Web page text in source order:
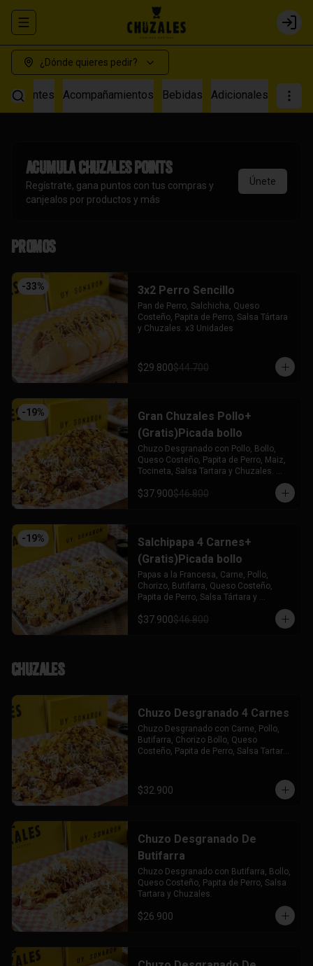
Abrir menu de navegación Login
¿Dónde quieres pedir?
Calientes Acompañamientos Bebidas Adicionales
AcumulaChuzales Points
Regístrate, gana puntos con tus compras y
canjealos por productos y más
Únete
Promos
-33% 3x2 Perro Sencillo
Pan de Perro, Salchicha, Queso
Costeño, Papita de Perro, Salsa Tártara
y Chuzales. x3 Unidades
$29.800$44.700
-19%
Gran Chuzales Pollo+
(Gratis)Picada bollo
Chuzo Desgranado con Pollo, Bollo,
Queso Costeño, Papita de Perro, Maiz,
Tocineta, Salsa Tartara y Chuzales.
Acompañado de una Picada de Bollo
(Gratis)
$37.900$46.800
-19%
Salchipapa 4 Carnes+
(Gratis)Picada bollo
Papas a la Francesa, Carne, Pollo,
Chorizo, Butifarra, Queso Costeño,
Papita de Perro, Salsa Tártara y
Chúzales. Acompañado de una Picada
de Bollo (Gratis)
$37.900$46.800
Chuzales
Chuzo Desgranado 4 Carnes
Chuzo Desgranado con Carne, Pollo,
Butifarra, Chorizo Bollo, Queso
Costeño, Papita de Perro, Salsa Tartara
$32.900
Chuzo Desgranado De
Butifarra
Chuzo Desgranado con Butifarra, Bollo,
Queso Costeño, Papita de Perro, Salsa
Tartara y Chuzales.
$26.900